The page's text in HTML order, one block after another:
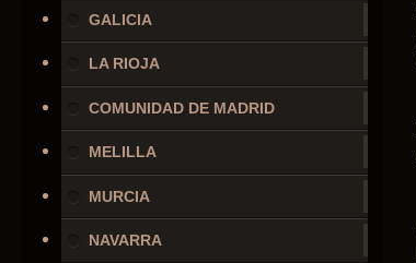
GALICIA
LA RIOJA
COMUNIDAD DE MADRID
MELILLA
MURCIA
NAVARRA